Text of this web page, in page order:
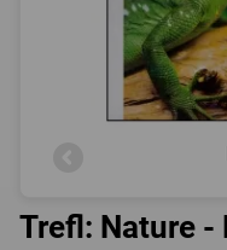
Trefl: Nature -